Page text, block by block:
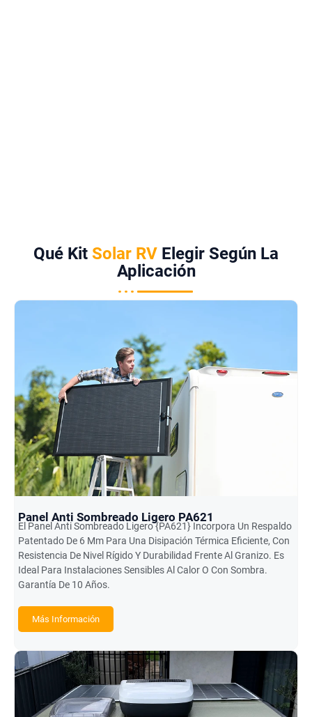
Qué Kit Solar RV Elegir Según La
Aplicación
Panel Anti Sombreado Ligero PA621
El Panel Anti Sombreado Ligero {PA621} Incorpora Un Respaldo
Patentado De 6 Mm Para Una Disipación Térmica Eficiente, Con
Resistencia De Nivel Rígido Y Durabilidad Frente Al Granizo. Es
Ideal Para Instalaciones Sensibles Al Calor O Con Sombra.
Garantía De 10 Años.
Más Información